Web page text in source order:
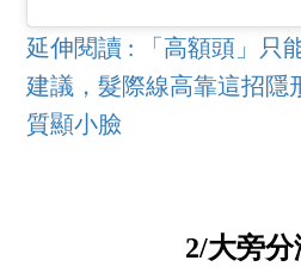
延伸閱讀 : 「高額頭」只
建議，髮際線高靠這招隱
質顯小臉
2/大旁分